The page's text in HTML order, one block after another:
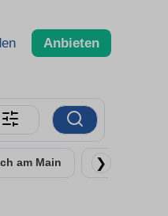
Anbieten
am Main Rüsselsheim
❯